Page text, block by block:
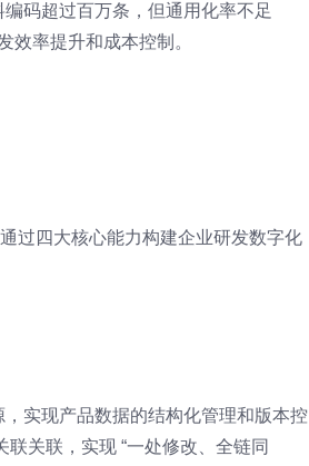
码超过百万条，但通用化率不足
效率提升和成本控制。
过四大核心能力构建企业研发数字化
实现产品数据的结构化管理和版本控
关联，实现 “一处修改、全链同